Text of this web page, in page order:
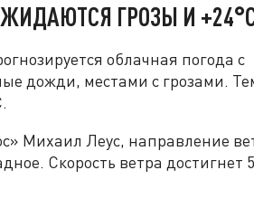
ГРОЗЫ И
облачная погода с
дожди, местами с грозами.
Михаил Леус, направление
Скорость ветра достигнет